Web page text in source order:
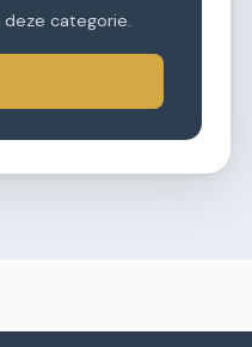
deze categorie.